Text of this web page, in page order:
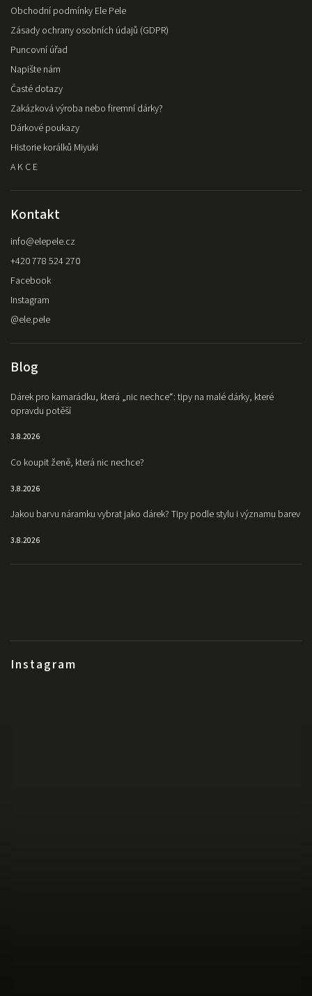
Obchodní podmínky Ele Pele
Zásady ochrany osobních údajů (GDPR)
Puncovní úřad
Napište nám
Časté dotazy
Zakázková výroba nebo firemní dárky?
Dárkové poukazy
Historie korálků Miyuki
A K C E
Instagram
Kontakt
info@elepele.cz
+420 778 524 270
Facebook
Instagram
@ele.pele
Blog
Dárek pro kamarádku, která „nic nechce“: tipy na malé dárky, které
opravdu potěší
3.8.2026
Co koupit ženě, která nic nechce?
3.8.2026
Jakou barvu náramku vybrat jako dárek? Tipy podle stylu i významu barev
3.8.2026